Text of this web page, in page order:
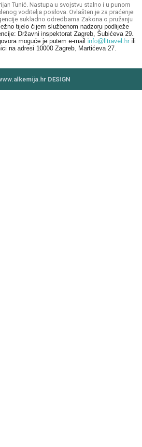
Tunić. Nastupa u svojstvu stalno i u punom
voditelja poslova. Ovlašten je za praćenje
sukladno odredbama Zakona o pružanju
tijelo čijem službenom nadzoru podliježe
Državni inspektorat Zagreb, Šubićeva 29.
moguće je putem e-mail info@lltravel.hrili
na adresi 10000 Zagreb, Martićeva 27.
DESIGN